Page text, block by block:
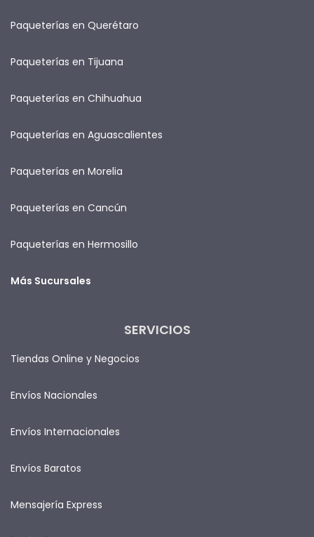
Paqueterías en Querétaro
Paqueterías en Tijuana
Paqueterías en Chihuahua
Paqueterías en Aguascalientes
Paqueterías en Morelia
Paqueterías en Cancún
Paqueterías en Hermosillo
Más Sucursales
SERVICIOS
Tiendas Online y Negocios
Envíos Nacionales
Envíos Internacionales
Envíos Baratos
Mensajería Express